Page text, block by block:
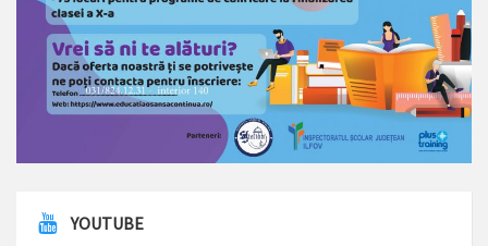
YOUTUBE